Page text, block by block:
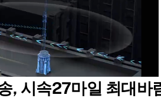
, 시속27마일 최대바